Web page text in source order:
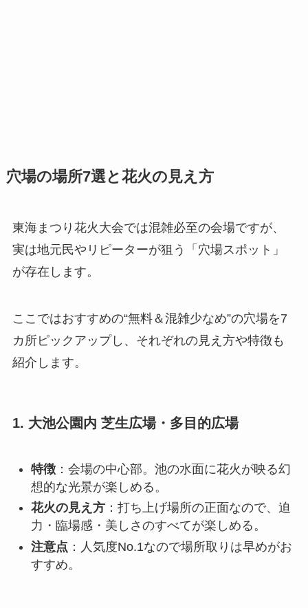
穴場の場所7選と花火の見え方
東海まつり花火大会では混雑必至の会場ですが、
実は地元民やリピーターが狙う「穴場スポット」
が存在します。
ここではおすすめの“無料＆混雑少なめ”の穴場を7
カ所ピックアップし、それぞれの見え方や特徴も
紹介します。
1. 大池公園内 芝生広場・多目的広場
特徴：会場の中心部。池の水面に花火が映る幻
想的な光景が楽しめる。
花火の見え方：打ち上げ場所の正面なので、迫
力・臨場感・美しさのすべてが楽しめる。
注意点 ：人気度No.1なので場所取りは早めがお
すすめ。